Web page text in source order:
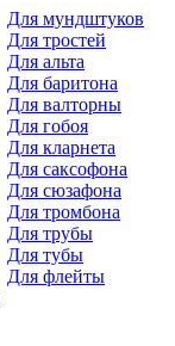
Для мундштуков
Для тростей
Для альта
Для баритона
Для валторны
Для гобоя
Для кларнета
Для саксофона
Для сюзафона
Для тромбона
Для трубы
Для тубы
Для флейты